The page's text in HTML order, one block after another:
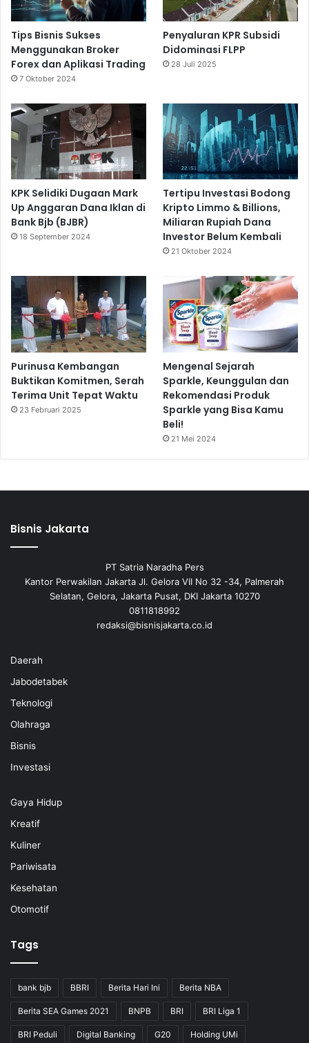
Tips Bisnis Sukses
Menggunakan Broker
Forex dan Aplikasi Trading
7 Oktober 2024
Penyaluran KPR Subsidi
Didominasi FLPP
28 Juli 2025
KPK Selidiki Dugaan Mark
Up Anggaran Dana Iklan di
Bank Bjb (BJBR)
18 September 2024
Tertipu Investasi Bodong
Kripto Limmo & Billions,
Miliaran Rupiah Dana
Investor Belum Kembali
21 Oktober 2024
Purinusa Kembangan
Buktikan Komitmen, Serah
Terima Unit Tepat Waktu
23 Februari 2025
Mengenal Sejarah
Sparkle, Keunggulan dan
Rekomendasi Produk
Sparkle yang Bisa Kamu
Beli!
21 Mei 2024
Bisnis Jakarta
PT Satria Naradha Pers
Kantor Perwakilan Jakarta Jl. Gelora VII No 32 -34, Palmerah
Selatan, Gelora, Jakarta Pusat, DKI Jakarta 10270
0811818992
redaksi@bisnisjakarta.co.id
Daerah
Jabodetabek
Teknologi
Olahraga
Bisnis
Investasi
Gaya Hidup
Kreatif
Kuliner
Pariwisata
Kesehatan
Otomotif
Tags
bank bjb BBRI Berita Hari Ini Berita NBA
Berita SEA Games 2021 BNPB BRI BRI Liga 1
BRI Peduli Digital Banking G20 Holding UMi